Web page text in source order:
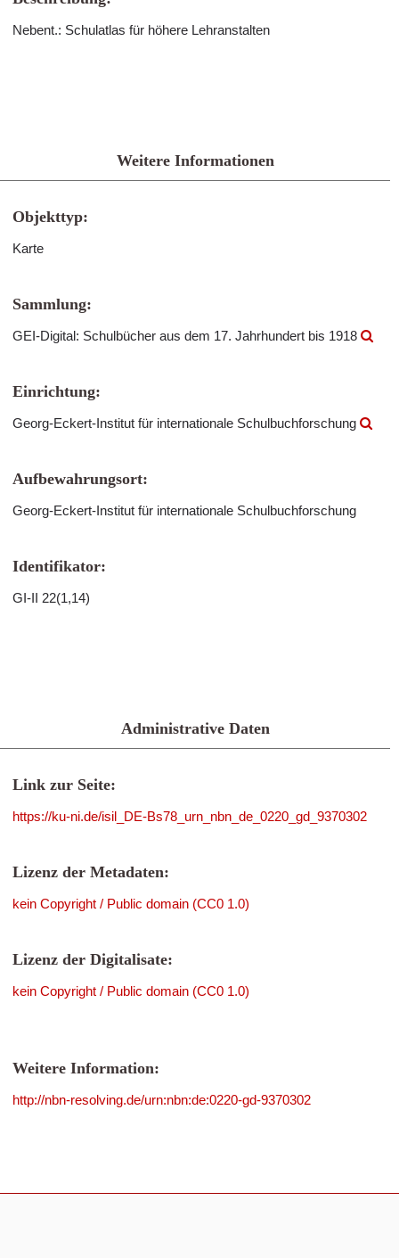
Nebent.: Schulatlas für höhere Lehranstalten
Weitere Informationen
Objekttyp:
Karte
Sammlung:
GEI-Digital: Schulbücher aus dem 17. Jahrhundert bis 1918
Einrichtung:
Georg-Eckert-Institut für internationale Schulbuchforschung
Aufbewahrungsort:
Georg-Eckert-Institut für internationale Schulbuchforschung
Identifikator:
GI-II 22(1,14)
Administrative Daten
Link zur Seite:
https://ku-ni.de/isil_DE-Bs78_urn_nbn_de_0220_gd_9370302
Lizenz der Metadaten:
kein Copyright / Public domain (CC0 1.0)
Lizenz der Digitalisate:
kein Copyright / Public domain (CC0 1.0)
Weitere Information:
http://nbn-resolving.de/urn:nbn:de:0220-gd-9370302